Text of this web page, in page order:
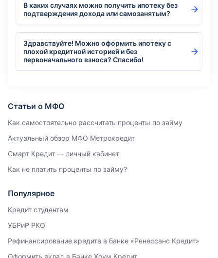
В каких случаях можно получить ипотеку без
подтверждения дохода или самозанятым?
Здравствуйте! Можно оформить ипотеку с
плохой кредитной историей и без
первоначального взноса? Спасибо!
Статьи о МФО
Как самостоятельно рассчитать проценты по займу
Актуальный обзор МФО Метрокредит
Смарт Кредит — личный кабинет
Как не платить проценты по займу?
Популярное
Кредит студентам
УБРиР РКО
Рефинансирование кредита в банке «Ренессанс Кредит»
Оформить вклад в Банке Хоум Кредит